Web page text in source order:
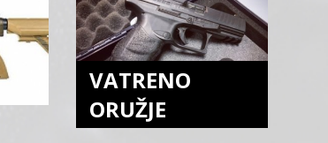
VATRENO
ORUŽJE